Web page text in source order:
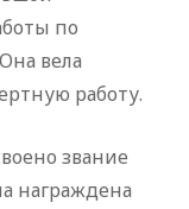
по
вела
работу.
звание
награждена